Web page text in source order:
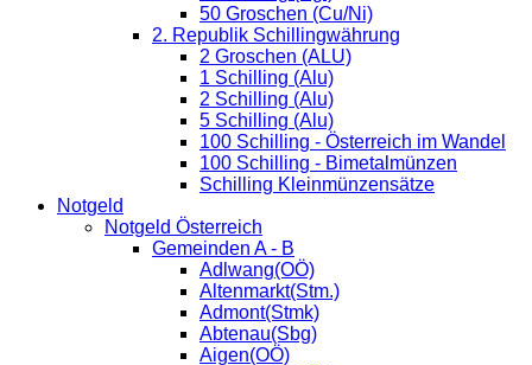
50 Groschen (Cu/Ni)
2. Republik Schillingwährung
2 Groschen (ALU)
1 Schilling (Alu)
2 Schilling (Alu)
5 Schilling (Alu)
100 Schilling - Österreich im Wandel
100 Schilling - Bimetalmünzen
Schilling Kleinmünzensätze
Notgeld
Notgeld Österreich
Gemeinden A - B
Adlwang(OÖ)
Altenmarkt(Stm.)
Admont(Stmk)
Abtenau(Sbg)
Aigen(OÖ)